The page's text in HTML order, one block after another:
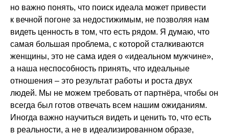
но важно понять, что поиск идеала может привести
к вечной погоне за недостижимым, не позволяя нам
видеть ценность в том, что есть рядом. Я думаю, что
самая большая проблема, с которой сталкиваются
женщины, это не сама идея о «идеальном мужчине»,
а наша неспособность принять, что идеальные
отношения – это результат работы и роста двух
людей. Мы не можем требовать от партнёра, чтобы он
всегда был готов отвечать всем нашим ожиданиям.
Иногда важно научиться видеть и ценить то, что есть
в реальности, а не в идеализированном образе,